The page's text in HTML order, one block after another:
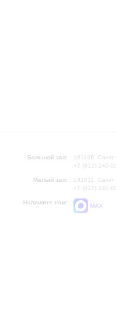
Большой зал:
191186,
+7 (812) 240-
Малый зал:
191011,
+7 (812) 240-
Напишите нам:
MAX